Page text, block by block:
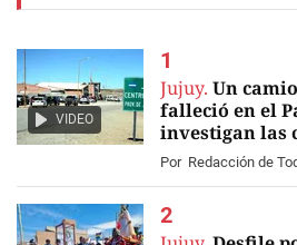
VIDEO
Jujuy. Un
falleció en el
investigan las
Por Redacción de